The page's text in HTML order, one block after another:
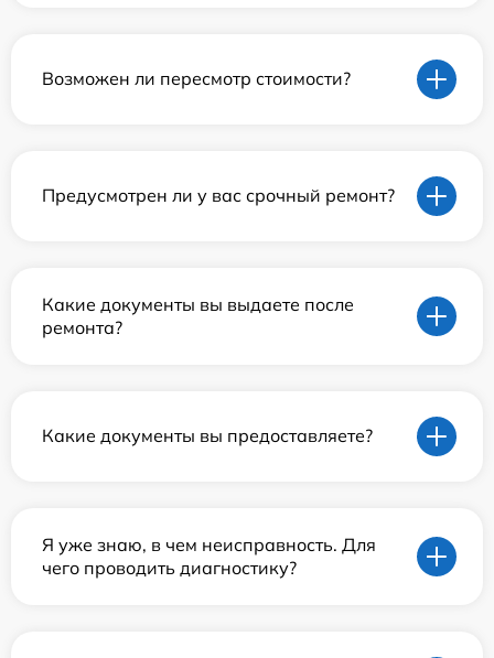
Возможен ли пересмотр стоимости?
Предусмотрен ли у вас срочный ремонт?
Какие документы вы выдаете после
ремонта?
Какие документы вы предоставляете?
Я уже знаю, в чем неисправность. Для
чего проводить диагностику?